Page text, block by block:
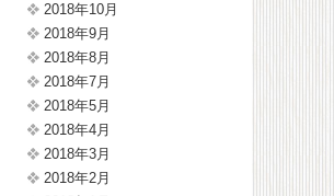
2018年10月
2018年9月
2018年8月
2018年7月
2018年5月
2018年4月
2018年3月
2018年2月